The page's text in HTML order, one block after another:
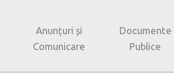
Anunțuri și
Comunicare
Documente
Publice